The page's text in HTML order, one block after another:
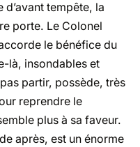
d’avant tempête, la
porte. Le Colonel
le bénéfice du
là, insondables et
partir, possède, très
reprendre le
plus à sa faveur.
après, est un énorme